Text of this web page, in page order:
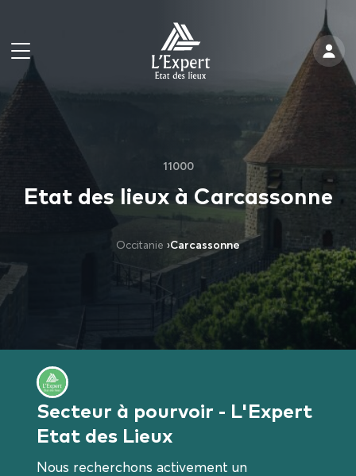
11000
Etat des lieux à Carcassonne
Occitanie ›Carcassonne
Secteur à pourvoir - L'Expert
Etat des Lieux
Nous recherchons activement un